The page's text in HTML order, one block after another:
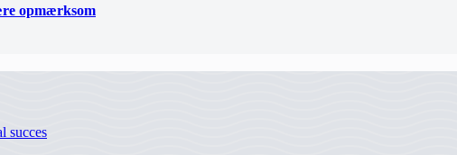
opmærksom
succes